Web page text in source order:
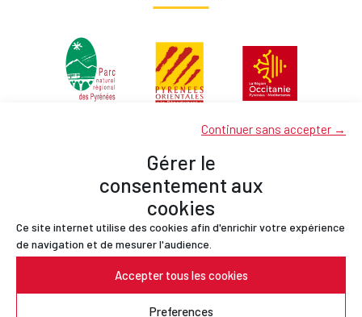
Gérer le
consentement aux
cookies
Ce site internet utilise des cookies afin d'enrichir votre expérience
de navigation et de mesurer l'audience.
Accepter tous les cookies
Continuer sans accepter →
Preferences
Partenaires
Contact
Mentions légales
Politique de confidentialité